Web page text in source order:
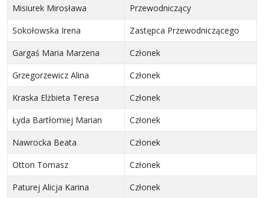
Misiurek Mirosława
Przewodniczący
Sokołowska Irena
Zastępca Przewodniczącego
Gargaś Maria Marzena
Członek
Grzegorzewicz Alina
Członek
Kraska Elżbieta Teresa
Członek
Łyda Bartłomiej Marian
Członek
Nawrocka Beata
Członek
Otton Tomasz
Członek
Paturej Alicja Karina
Członek